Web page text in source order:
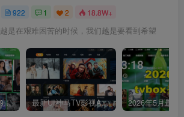
922 1 2 18.8W+
越是在艰难困苦的时候，我们越是要看到希望
2026最新版绿豆UI9双端影视APP源码 最新UI神马TV影视APP源码 乐檬影视苹果CMS后台 包含前后端源码